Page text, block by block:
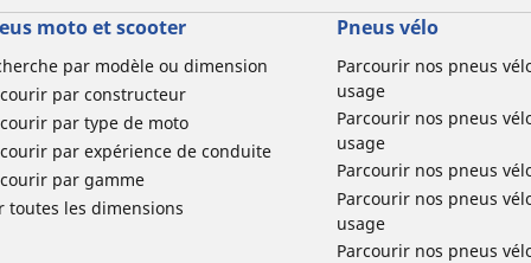
moto et scooter
par modèle ou dimension
par constructeur
par type de moto
par expérience de conduite
par gamme
toutes les dimensions
Pneus vélo
Parcourir nos pneus
usage
Parcourir nos pneus
usage
Parcourir nos pneus
Parcourir nos pneus
usage
Parcourir nos pneus